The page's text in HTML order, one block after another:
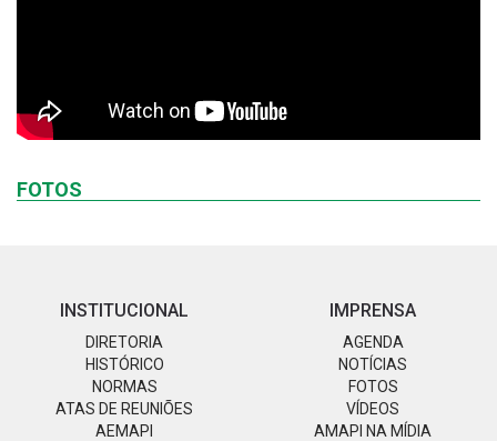
FOTOS
INSTITUCIONAL
DIRETORIA
HISTÓRICO
NORMAS
ATAS DE REUNIÕES
AEMAPI
IMPRENSA
AGENDA
NOTÍCIAS
FOTOS
VÍDEOS
AMAPI NA MÍDIA